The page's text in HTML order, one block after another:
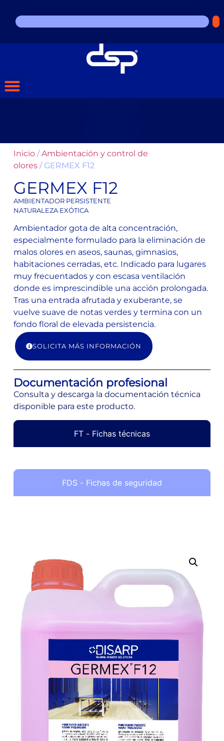
Inicio/Ambientación y control de
olores/ GERMEX F12
GERMEX F12
AMBIENTADOR PERSISTENTE
NATURALEZA EXÓTICA
Ambientador gota de alta concentración,
especialmente formulado para la eliminación de
malos olores en aseos, saunas, gimnasios,
habitaciones cerradas, etc. Indicado para lugares
muy frecuentados y con escasa ventilación
donde es imprescindible una acción prolongada.
Tras una entrada afrutada y exuberante, se
vuelve suave de notas verdes y termina con un
fondo floral de elevada persistencia.
SOLICITA MÁS INFORMACIÓN
Documentación profesional
Consulta y descarga la documentación técnica
disponible para este producto.
FT - Fichas técnicas
FDS - Fichas de seguridad